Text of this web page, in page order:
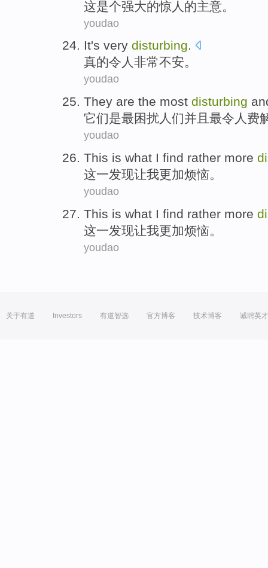
这是个强大的惊人 的主意。
youdao
It's very disturbing.
真的令人 非常不安。
youdao
They are the most disturbing
它们是最困扰人们并且 最令人费
youdao
This is what I find rather more
这一发现让我更加烦恼。
youdao
This is what I find rather more
这一发现让我更加烦恼。
youdao
关于有道 Investors 有道智选 官方博客 技术博客 诚聘英才